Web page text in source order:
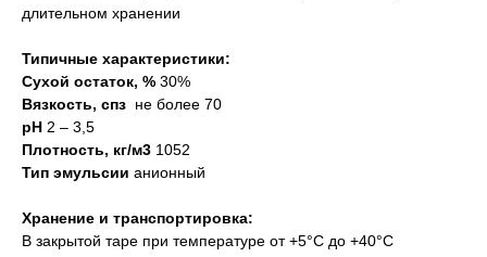
длительном хранении
Типичные характеристики:
Сухой остаток, % 30%
Вязкость, спз не более 70
рН 2 – 3,5
Плотность, кг/м3 1052
Тип эмульсии анионный
Хранение и транспортировка:
В закрытой таре при температуре от +5°С до +40°С